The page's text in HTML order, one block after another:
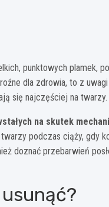
punktowych plamek,
dla zdrowia, to z
się najczęściej na twarzy.
na skutek
podczas ciąży, gdy
doznać przebarwień